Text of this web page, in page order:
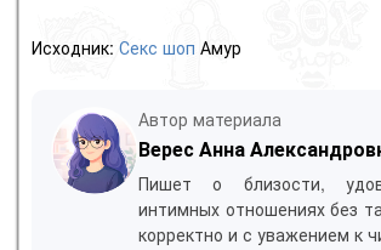
Исходник: Секс шоп Амур
Автор материала
Верес Анна
Пишет о близости,
интимных отношениях без
корректно и с уважением к